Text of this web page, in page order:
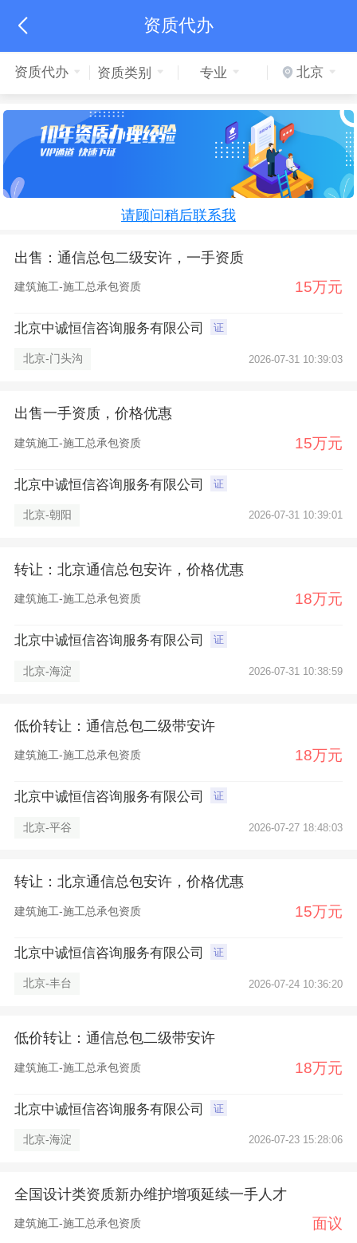
 资质代办
资质代办 资质类别 专业 北京
请顾问稍后联系我
出售：通信总包二级安许，一手资质
建筑施工-施工总承包资质 15万元
北京中诚恒信咨询服务有限公司 证
北京-门头沟 2026-07-31 10:39:03
出售一手资质，价格优惠
建筑施工-施工总承包资质 15万元
北京中诚恒信咨询服务有限公司 证
北京-朝阳 2026-07-31 10:39:01
转让：北京通信总包安许，价格优惠
建筑施工-施工总承包资质 18万元
北京中诚恒信咨询服务有限公司 证
北京-海淀 2026-07-31 10:38:59
低价转让：通信总包二级带安许
建筑施工-施工总承包资质 18万元
北京中诚恒信咨询服务有限公司 证
北京-平谷 2026-07-27 18:48:03
转让：北京通信总包安许，价格优惠
建筑施工-施工总承包资质 15万元
北京中诚恒信咨询服务有限公司 证
北京-丰台 2026-07-24 10:36:20
低价转让：通信总包二级带安许
建筑施工-施工总承包资质 18万元
北京中诚恒信咨询服务有限公司 证
北京-海淀 2026-07-23 15:28:06
全国设计类资质新办维护增项延续一手人才
建筑施工-施工总承包资质 面议